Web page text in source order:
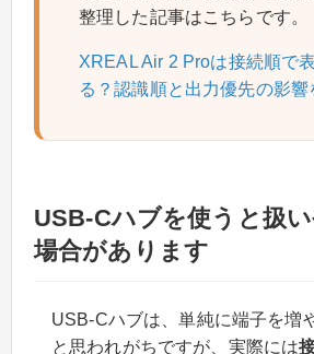
整理した記事はこちらです。
XREAL Air 2 Proは接続順で
る？認識順と出力優先の影響
USB-Cハブを使うと扱
場合があります
USB-Cハブは、単純に端子を増
と思われがちですが、実際には